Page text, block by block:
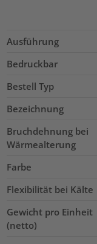
Ausführung
Bedruckbar
Bestell Typ
Bezeichnung
Bruchdehnung bei
Wärmealterung
Farbe
Flexibilität bei Kälte
Gewicht pro Einheit
(netto)